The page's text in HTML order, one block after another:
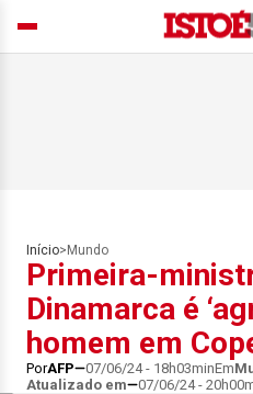
Início> Mundo
Primeira-
Dinamarca é
homem em
PorAFP 07/06/24 - 18h03minEm
Atualizado em
07/06/24 -